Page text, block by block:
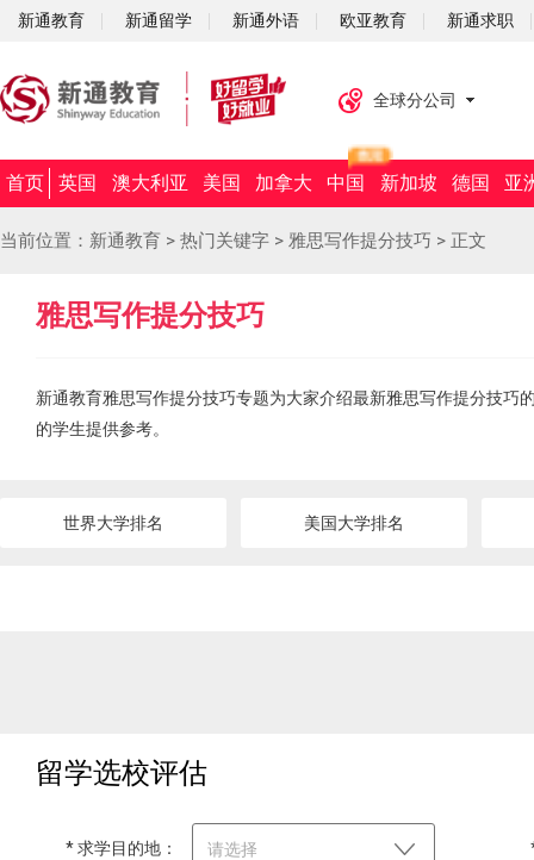
新通教育 新通留学 新通外语 欧亚教育 新通求职
全球分公司
首页 英国 澳大利亚 美国 加拿大 中国 新加坡 德国 亚
当前位置： 新通教育 > 热门关键字 > 雅思写作提分技巧 > 正文
雅思写作提分技巧
新通教育雅思写作提分技巧专题为大家介绍最新雅思写作提分技
的学生提供参考。
世界大学排名 美国大学排名
留学选校评估
* 求学目的地： 请选择